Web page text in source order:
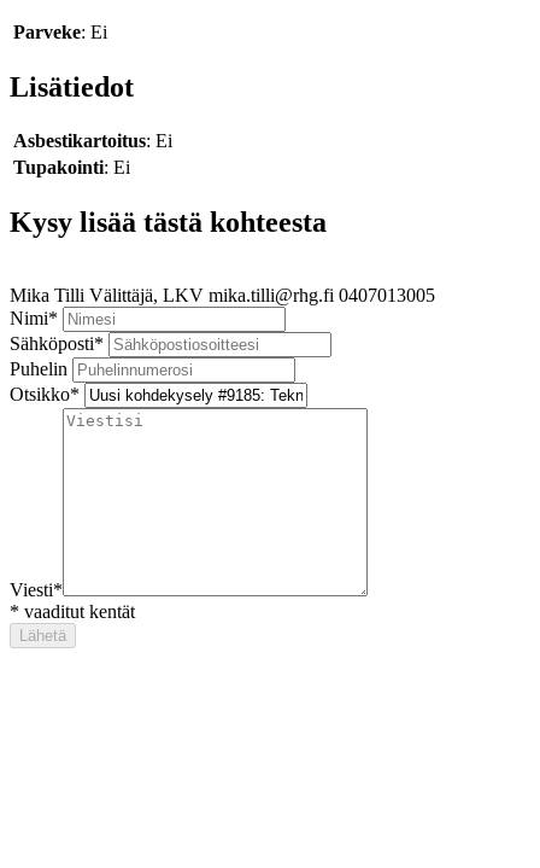
Parveke: Ei
Lisätiedot
Asbestikartoitus: Ei
Tupakointi: Ei
Kysy lisää tästä kohteesta
Mika Tilli Välittäjä, LKV mika.tilli@rhg.fi 0407013005
Nimi*
Sähköposti*
Puhelin
Otsikko*
Viesti*
* vaaditut kentät